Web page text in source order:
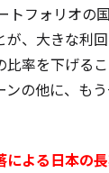
トフォリオの
、大きな利
率を下げる
の他に、も
による日本の